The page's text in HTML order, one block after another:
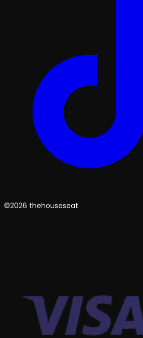
©2026 thehouseseat